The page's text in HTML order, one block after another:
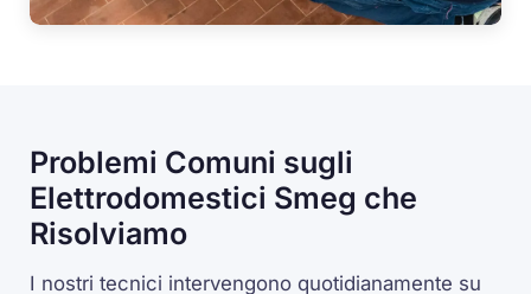
Problemi Comuni sugli
Elettrodomestici Smeg che
Risolviamo
I nostri tecnici intervengono quotidianamente su